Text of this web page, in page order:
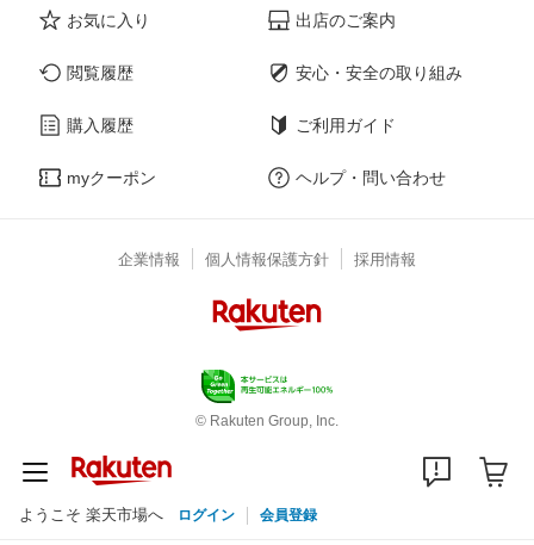
お気に入り
閲覧履歴
購入履歴
myクーポン
出店のご案内
安心・安全の取り組み
ご利用ガイド
ヘルプ・問い合わせ
企業情報 個人情報保護方針 採用情報
© Rakuten Group, Inc.
ようこそ 楽天市場へ ログイン 会員登録